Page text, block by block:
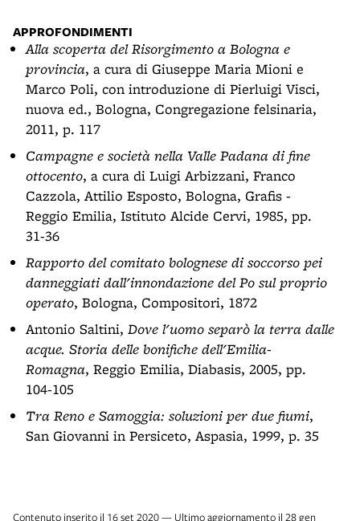
APPROFONDIMENTI
Alla scoperta del Risorgimento a Bologna e
provincia, a cura di Giuseppe Maria Mioni e
Marco Poli, con introduzione di Pierluigi Visci,
nuova ed., Bologna, Congregazione felsinaria,
2011, p. 117
Campagne e società nella Valle Padana di fine
ottocento, a cura di Luigi Arbizzani, Franco
Cazzola, Attilio Esposto, Bologna, Grafis -
Reggio Emilia, Istituto Alcide Cervi, 1985, pp.
31-36
Rapporto del comitato bolognese di soccorso pei
danneggiati dall'innondazione del Po sul proprio
operato, Bologna, Compositori, 1872
Antonio Saltini, Dove l'uomo separò la terra dalle
acque. Storia delle bonifiche dell'Emilia-
Romagna, Reggio Emilia, Diabasis, 2005, pp.
104-105
Tra Reno e Samoggia: soluzioni per due fiumi,
San Giovanni in Persiceto, Aspasia, 1999, p. 35
Contenuto inserito il 16 set 2020 — Ultimo aggiornamento il 28 gen